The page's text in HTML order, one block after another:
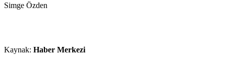
Simge Özden
Kaynak: Haber Merkezi